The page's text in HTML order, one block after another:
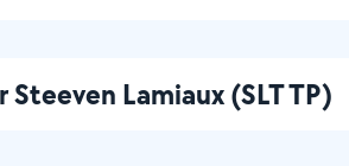
Steeven Lamiaux (SLT TP)